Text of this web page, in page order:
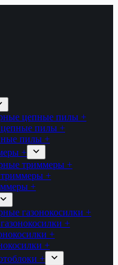
цепные пилы +
пилы +
пилы +
+
триммеры +
+
+
газонокосилки +
+
+
+
+